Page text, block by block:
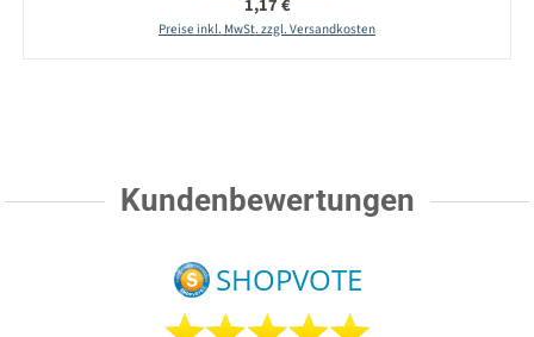
Preise inkl. MwSt. zzgl. Versandkosten
Kundenbewertungen